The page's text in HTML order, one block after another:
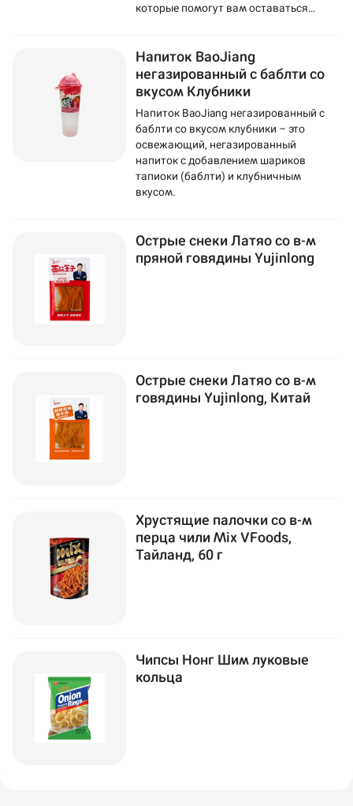
которые помогут вам оставаться
Напиток BaoJiang
негазированный с баблти со
вкусом Клубники
Напиток BaoJiang негазированный с
баблти со вкусом клубники – это
освежающий, негазированный
напиток с добавлением шариков
тапиоки (баблти) и клубничным
вкусом.
Острые снеки Латяо со в-м
пряной говядины Yujinlong
Острые снеки Латяо со в-м
говядины Yujinlong, Китай
Хрустящие палочки со в-м
перца чили Mix VFoods,
Тайланд, 60 г
Чипсы Нонг Шим луковые
кольца